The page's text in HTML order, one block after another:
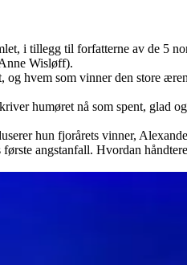
i tillegg til forfatterne av de 5
Wisløff).
hvem som vinner den store
humøret nå som spent, glad
hun fjorårets vinner,
angstanfall. Hvordan